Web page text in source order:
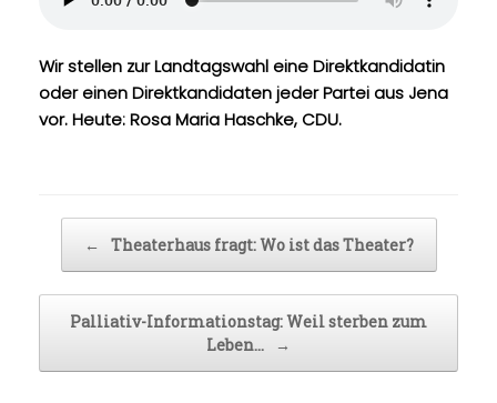
t
Wir stellen zur Landtagswahl eine Direktkandidatin
oder einen Direktkandidaten jeder Partei aus Jena
vor. Heute: Rosa Maria Haschke, CDU.
← Theaterhaus fragt: Wo ist das Theater?
Palliativ-Informationstag: Weil sterben zum
Leben…
→